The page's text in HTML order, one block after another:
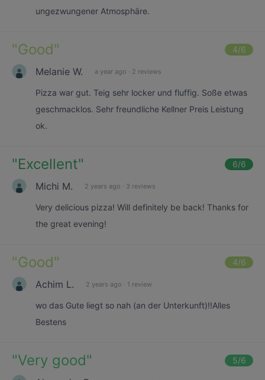
ungezwungener Atmosphäre.
"Good" 4/6
Melanie W. a year ago · 2 reviews
Pizza war gut. Teig sehr locker und fluffig. Soße etwas
geschmacklos. Sehr freundliche Kellner Preis Leistung
ok.
"Excellent" 6/6
Michi M. 2 years ago · 3 reviews
Very delicious pizza! Will definitely be back! Thanks for
the great evening!
"Good" 4/6
Achim L. 2 years ago · 1 review
wo das Gute liegt so nah (an der Unterkunft)!!Alles
Bestens
"Very good" 5/6